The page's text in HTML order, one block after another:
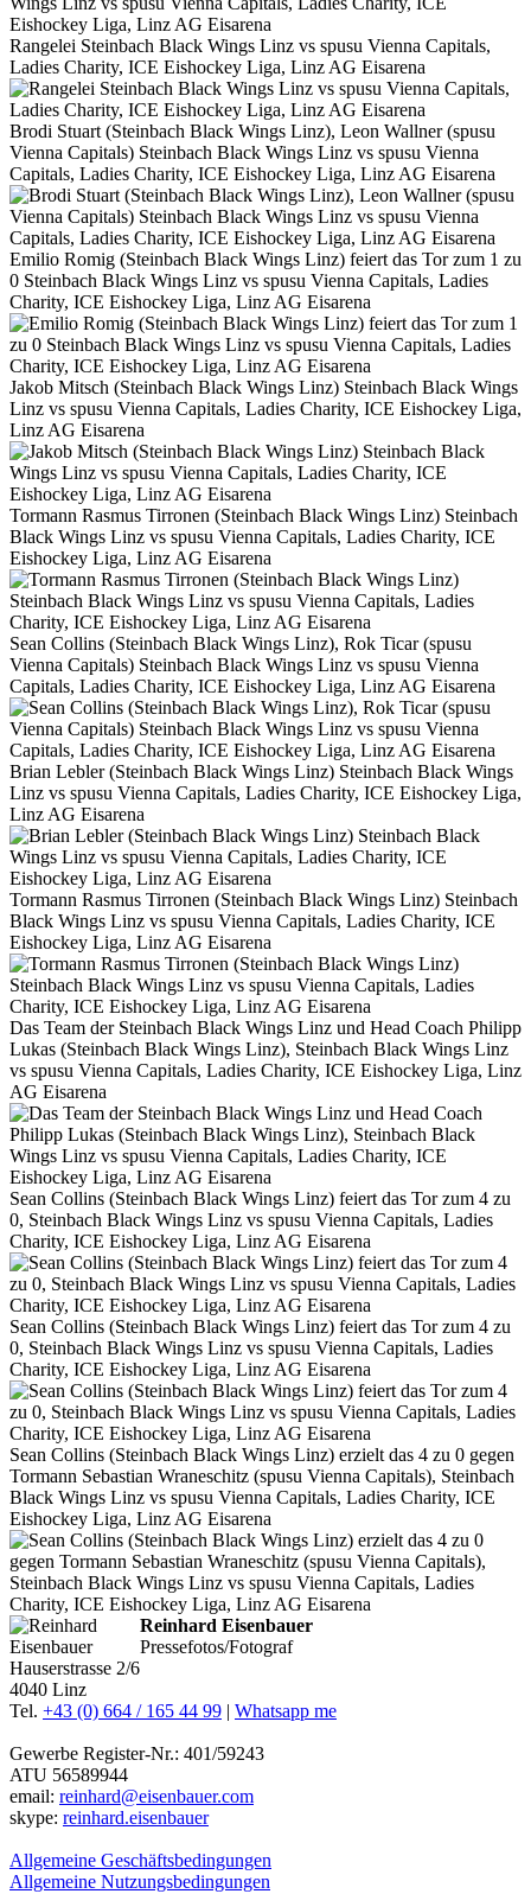
Rangelei Steinbach Black Wings Linz vs spusu Vienna Capitals,
Ladies Charity, ICE Eishockey Liga, Linz AG Eisarena
Brodi Stuart (Steinbach Black Wings Linz), Leon Wallner (spusu
Vienna Capitals) Steinbach Black Wings Linz vs spusu Vienna
Capitals, Ladies Charity, ICE Eishockey Liga, Linz AG Eisarena
Emilio Romig (Steinbach Black Wings Linz) feiert das Tor zum 1 zu
0 Steinbach Black Wings Linz vs spusu Vienna Capitals, Ladies
Charity, ICE Eishockey Liga, Linz AG Eisarena
Jakob Mitsch (Steinbach Black Wings Linz) Steinbach Black Wings
Linz vs spusu Vienna Capitals, Ladies Charity, ICE Eishockey Liga,
Linz AG Eisarena
Tormann Rasmus Tirronen (Steinbach Black Wings Linz) Steinbach
Black Wings Linz vs spusu Vienna Capitals, Ladies Charity, ICE
Eishockey Liga, Linz AG Eisarena
Sean Collins (Steinbach Black Wings Linz), Rok Ticar (spusu
Vienna Capitals) Steinbach Black Wings Linz vs spusu Vienna
Capitals, Ladies Charity, ICE Eishockey Liga, Linz AG Eisarena
Brian Lebler (Steinbach Black Wings Linz) Steinbach Black Wings
Linz vs spusu Vienna Capitals, Ladies Charity, ICE Eishockey Liga,
Linz AG Eisarena
Tormann Rasmus Tirronen (Steinbach Black Wings Linz) Steinbach
Black Wings Linz vs spusu Vienna Capitals, Ladies Charity, ICE
Eishockey Liga, Linz AG Eisarena
Das Team der Steinbach Black Wings Linz und Head Coach Philipp
Lukas (Steinbach Black Wings Linz), Steinbach Black Wings Linz
vs spusu Vienna Capitals, Ladies Charity, ICE Eishockey Liga, Linz
AG Eisarena
Sean Collins (Steinbach Black Wings Linz) feiert das Tor zum 4 zu
0, Steinbach Black Wings Linz vs spusu Vienna Capitals, Ladies
Charity, ICE Eishockey Liga, Linz AG Eisarena
Sean Collins (Steinbach Black Wings Linz) feiert das Tor zum 4 zu
0, Steinbach Black Wings Linz vs spusu Vienna Capitals, Ladies
Charity, ICE Eishockey Liga, Linz AG Eisarena
Sean Collins (Steinbach Black Wings Linz) erzielt das 4 zu 0 gegen
Tormann Sebastian Wraneschitz (spusu Vienna Capitals), Steinbach
Black Wings Linz vs spusu Vienna Capitals, Ladies Charity, ICE
Eishockey Liga, Linz AG Eisarena
Reinhard Eisenbauer
Pressefotos/Fotograf
Hauserstrasse 2/6
4040 Linz
Tel. +43 (0) 664 / 165 44 99 | Whatsapp me
Gewerbe Register-Nr.: 401/59243
ATU 56589944
email: reinhard@eisenbauer.com
skype: reinhard.eisenbauer
Allgemeine Geschäftsbedingungen
Allgemeine Nutzungsbedingungen